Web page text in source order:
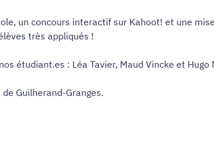
un concours interactif sur Kahoot! et une
très appliqués !
étudiant.es : Léa Tavier, Maud Vincke et Hugo
Guilherand-Granges.